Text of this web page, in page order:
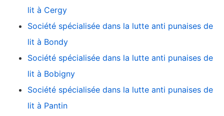
lit à Cergy
Société spécialisée dans la lutte anti punaises de
lit à Bondy
Société spécialisée dans la lutte anti punaises de
lit à Bobigny
Société spécialisée dans la lutte anti punaises de
lit à Pantin